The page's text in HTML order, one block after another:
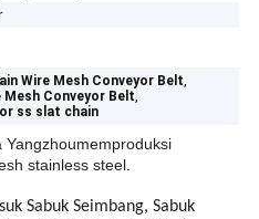
Wire Mesh Conveyor Belt,
Mesh Conveyor Belt,
ss slat chain
Yangzhoumemproduksi
stainless steel.
Sabuk Seimbang, Sabuk